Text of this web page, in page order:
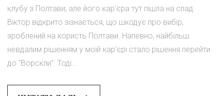
клубу з Полтави, але його кар'єра тут пішла на спад.
Віктор відкрито зізнається, що шкодує про вибір,
зроблений на користь Полтави. Напевно, найбільш
невдалим рішенням у моїй кар'єрі стало рішення перейти
до "Ворскли". Тоді...